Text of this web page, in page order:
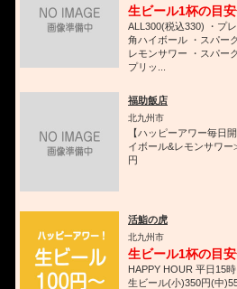
生ビール1杯の目
ALL300(税込330) ・プ
角ハイボール ・スパー
レモンサワー ・スパー
プリッ...
福助飯店
北九州市
【ハッピーアワー毎
イボール&レモンサワ
円
活鮨の虎
北九州市
生ビール1杯の目
HAPPY HOUR 平日15
生ビール(小)350円(中